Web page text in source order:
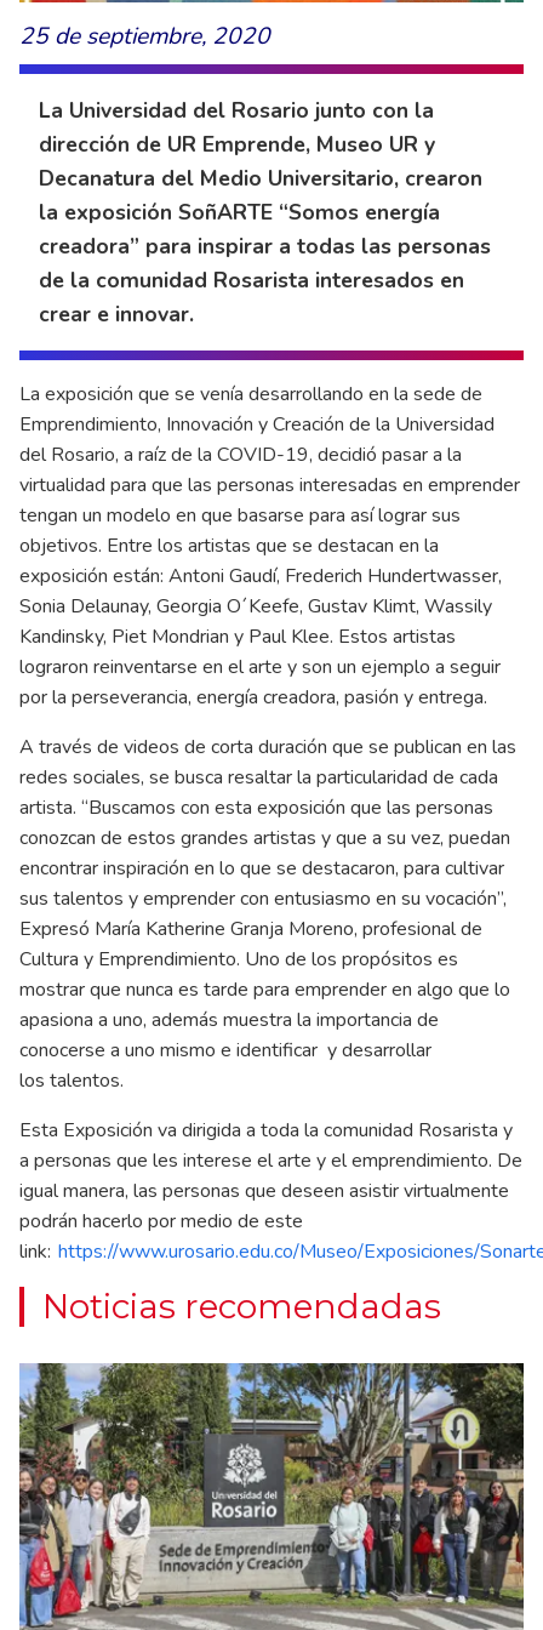
25 de septiembre, 2020
La Universidad del Rosario junto con la
dirección de UR Emprende, Museo UR y
Decanatura del Medio Universitario, crearon
la exposición SoñARTE “Somos energía
creadora” para inspirar a todas las personas
de la comunidad Rosarista interesados en
crear e innovar.
La exposición que se venía desarrollando en la sede de
Emprendimiento, Innovación y Creación de la Universidad
del Rosario, a raíz de la COVID-19, decidió pasar a la
virtualidad para que las personas interesadas en emprender
tengan un modelo en que basarse para así lograr sus
objetivos. Entre los artistas que se destacan en la
exposición están: Antoni Gaudí, Frederich Hundertwasser,
Sonia Delaunay, Georgia O´Keefe, Gustav Klimt, Wassily
Kandinsky, Piet Mondrian y Paul Klee. Estos artistas
lograron reinventarse en el arte y son un ejemplo a seguir
por la perseverancia, energía creadora, pasión y entrega.
A través de videos de corta duración que se publican en las
redes sociales, se busca resaltar la particularidad de cada
artista. “Buscamos con esta exposición que las personas
conozcan de estos grandes artistas y que a su vez, puedan
encontrar inspiración en lo que se destacaron, para cultivar
sus talentos y emprender con entusiasmo en su vocación”,
Expresó María Katherine Granja Moreno, profesional de
Cultura y Emprendimiento. Uno de los propósitos es
mostrar que nunca es tarde para emprender en algo que lo
apasiona a uno, además muestra la importancia de
conocerse a uno mismo e identificar y desarrollar
los talentos.
Esta Exposición va dirigida a toda la comunidad Rosarista y
a personas que les interese el arte y el emprendimiento. De
igual manera, las personas que deseen asistir virtualmente
podrán hacerlo por medio de este
link: https://www.urosario.edu.co/Museo/Exposiciones/
Noticias recomendadas